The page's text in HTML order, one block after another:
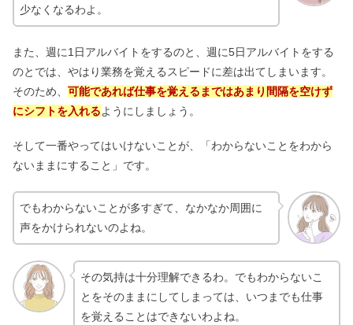
少なくなるわよ。
また、週に1日アルバイトをするのと、週に5日アルバイトをする
のとでは、やはり業務を覚えるスピードに差は出てしまいます。
そのため、 可能であれば仕事を覚えるまではあまり間隔を空けず
にシフトを入れるようにしましょう。
そして一番やってはいけないことが、「わからないことをわから
ないままにすること」です。
でもわからないことが多すぎて、なかなか周囲に
声をかけられないのよね。
その気持は十分理解できるわ。でもわからないこ
とをそのままにしてしまっては、いつまでも仕事
を覚えることはできないわよね。